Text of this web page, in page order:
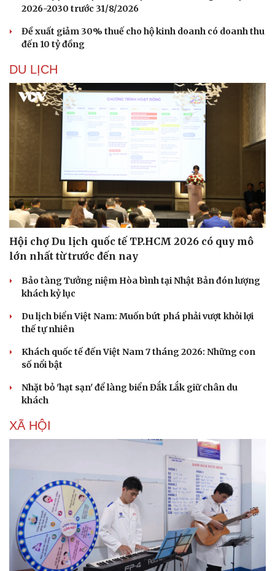
Sức khỏe
Dinh dưỡng - món ngon
Cây thuốc
Sản phụ khoa
Nhi khoa
Nam khoa
Phòng mạch online
Ăn sạch sống khỏe
Nhà đẹp
2026-2030 trước 31/8/2026
Đề xuất giảm 30% thuế cho hộ kinh doanh có doanh thu
đến 10 tỷ đồng
DU LỊCH
Hội chợ Du lịch quốc tế TP.HCM 2026 có quy mô
lớn nhất từ trước đến nay
Bảo tàng Tưởng niệm Hòa bình tại Nhật Bản đón lượng
khách kỷ lục
Du lịch biển Việt Nam: Muốn bứt phá phải vượt khỏi lợi
thế tự nhiên
Khách quốc tế đến Việt Nam 7 tháng 2026: Những con
số nổi bật
Nhặt bỏ 'hạt sạn' để làng biển Đắk Lắk giữ chân du
khách
XÃ HỘI